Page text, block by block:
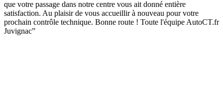
que votre passage dans notre centre vous ait donné entière
satisfaction. Au plaisir de vous accueillir à nouveau pour votre
prochain contrôle technique. Bonne route ! Toute l'équipe AutoCT.fr
Juvignac”